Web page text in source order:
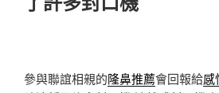
參與聯誼相親的隆鼻推薦會回報給感